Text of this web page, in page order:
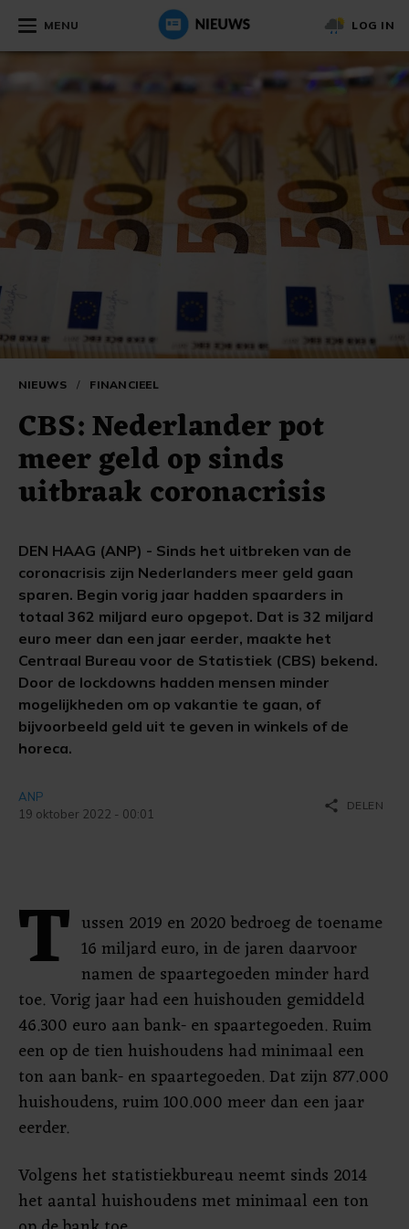
MENU LOG IN
NIEUWS / FINANCIEEL
CBS: Nederlander pot
meer geld op sinds
uitbraak coronacrisis
DEN HAAG (ANP) - Sinds het uitbreken van de
coronacrisis zijn Nederlanders meer geld gaan
sparen. Begin vorig jaar hadden spaarders in
totaal 362 miljard euro opgepot. Dat is 32 miljard
euro meer dan een jaar eerder, maakte het
Centraal Bureau voor de Statistiek (CBS) bekend.
Door de lockdowns hadden mensen minder
mogelijkheden om op vakantie te gaan, of
bijvoorbeeld geld uit te geven in winkels of de
horeca.
ANP
19 oktober 2022 - 00:01
share DELEN
T ussen 2019 en 2020 bedroeg de toename
16 miljard euro, in de jaren daarvoor
namen de spaartegoeden minder hard
toe. Vorig jaar had een huishouden gemiddeld
46.300 euro aan bank- en spaartegoeden. Ruim
een op de tien huishoudens had minimaal een
ton aan bank- en spaartegoeden. Dat zijn 877.000
huishoudens, ruim 100.000 meer dan een jaar
eerder.
Volgens het statistiekbureau neemt sinds 2014
het aantal huishoudens met minimaal een ton